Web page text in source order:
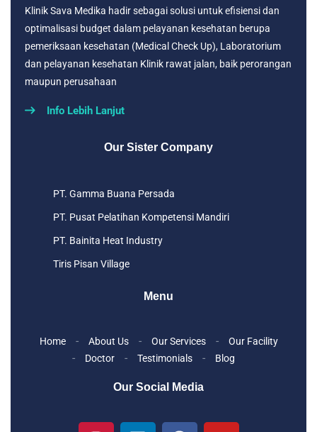
Klinik Sava Medika hadir sebagai solusi untuk efisiensi dan
optimalisasi budget dalam pelayanan kesehatan berupa
pemeriksaan kesehatan (Medical Check Up), Laboratorium
dan pelayanan kesehatan Klinik rawat jalan, baik perorangan
maupun perusahaan
Info Lebih Lanjut
Our Sister Company
PT. Gamma Buana Persada
PT. Pusat Pelatihan Kompetensi Mandiri
PT. Bainita Heat Industry
Tiris Pisan Village
Menu
Home About Us Our Services
Our Facility
Doctor
Testimonials Blog
Our Social Media